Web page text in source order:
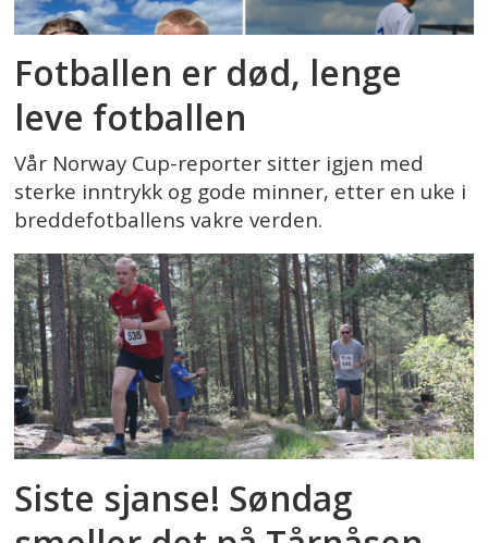
Fotballen er død, lenge
leve fotballen
Vår Norway Cup-reporter sitter igjen med
sterke inntrykk og gode minner, etter en uke i
breddefotballens vakre verden.
Siste sjanse! Søndag